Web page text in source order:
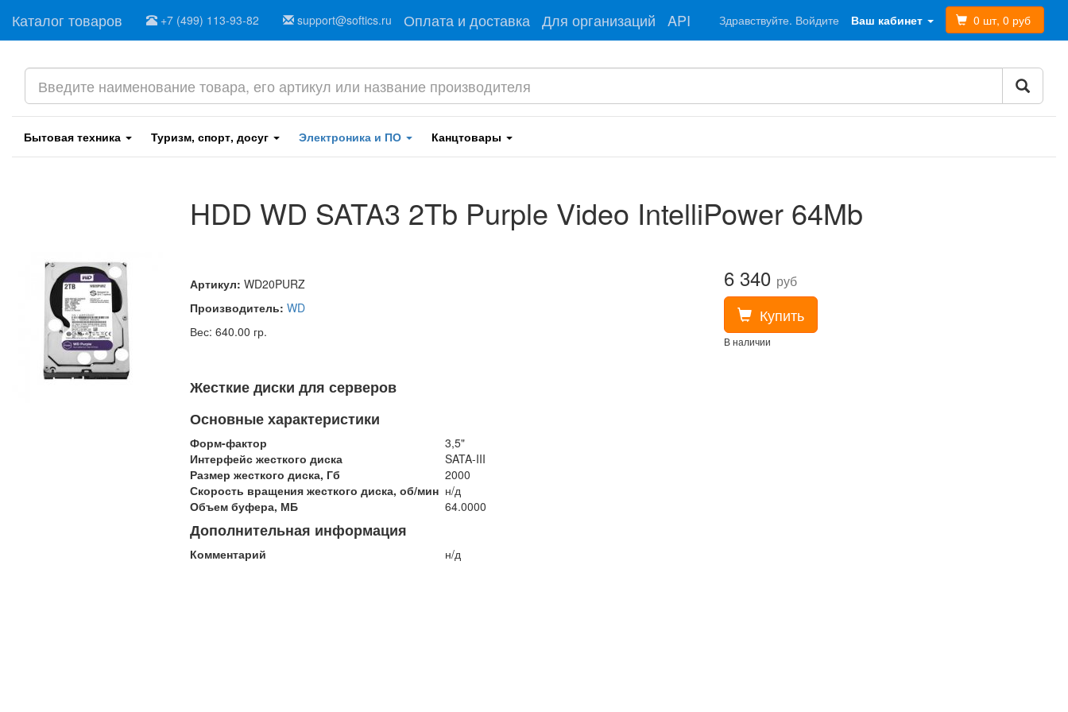
Каталог товаров +7 (499) 113-93-82 support@softics.ru Оплата и доставка Для организаций API 0 шт, 0 руб
Ваш кабинет
Здравствуйте. Войдите
Бытовая техника Туризм, спорт, досуг Электроника и ПО Канцтовары
HDD WD SATA3 2Tb Purple Video IntelliPower 64Mb
Артикул: WD20PURZ
Производитель: WD
Вес: 640.00 гр.
Жесткие диски для серверов
Основные характеристики
Форм-фактор
3,5"
Интерфейс жесткого диска
SATA-III
Размер жесткого диска, Гб
2000
Скорость вращения жесткого диска, об/мин н/д
Объем буфера, МБ
64.0000
Дополнительная информация
Комментарий н/д
6 340 руб
Купить
В наличии